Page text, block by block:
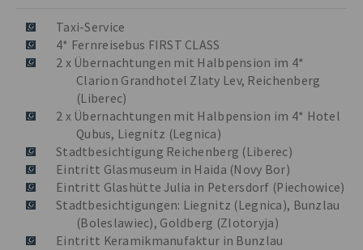
Taxi-Service
4* Fernreisebus FIRST CLASS
2 x Übernachtungen mit Halbpension im 4*
Clarion Grandhotel Zlaty Lev, Reichenberg
(Liberec)
2 x Übernachtungen mit Halbpension im 4* Hotel
Qubus, Liegnitz (Legnica)
Stadtbesichtigung Reichenberg (Liberec)
Eintritt Glasmuseum in Haida (Novy Bor)
Eintritt Glashütte Julia in Petersdorf (Piechowice)
Stadtbesichtigungen: Liegnitz (Legnica), Bunzlau
(Boleslawiec), Goldberg (Zlotoryja)
Eintritt Keramikmanufaktur in Bunzlau